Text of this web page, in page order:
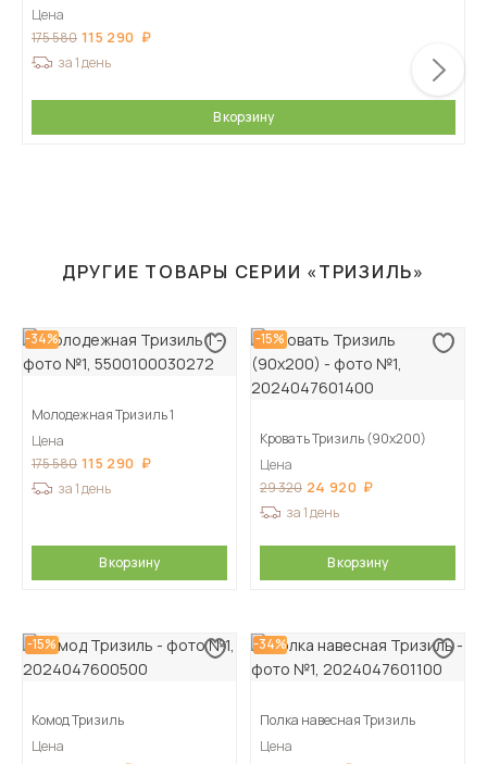
Цена
175 580 115 290
за 1 день
В корзину
ДРУГИЕ ТОВАРЫ СЕРИИ «ТРИЗИЛЬ»
-34%
Молодежная Тризиль 1
Цена
175 580 115 290
за 1 день
В корзину
-15%
Кровать Тризиль (90х200)
Цена
29 320 24 920
за 1 день
В корзину
-15%
Комод Тризиль
Цена
-34%
Полка навесная Тризиль
Цена